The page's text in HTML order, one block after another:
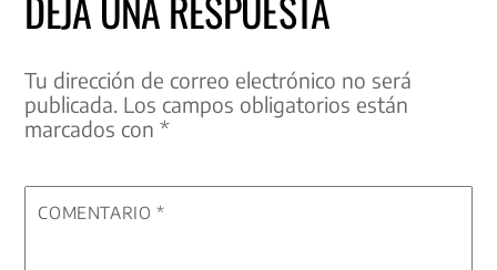
Tu dirección de correo electrónico no será
publicada. Los campos obligatorios están
marcados con*
COMENTARIO*